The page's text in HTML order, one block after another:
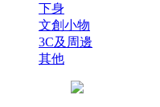
下身
文創小物
3C及周邊
其他